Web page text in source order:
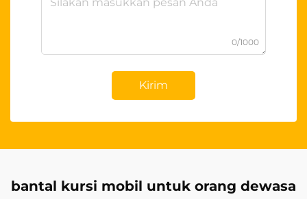
0/1000
Kirim
bantal kursi mobil untuk orang dewasa